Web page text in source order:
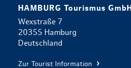
HAMBURG Tourismus GmbH
Wexstraße 7
20355 Hamburg
Deutschland
Zur Tourist Information